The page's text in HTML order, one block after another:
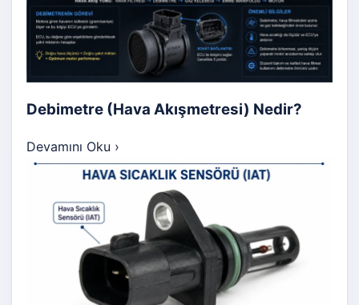
Debimetre (Hava Akışmetresi) Nedir?
Devamını Oku ›